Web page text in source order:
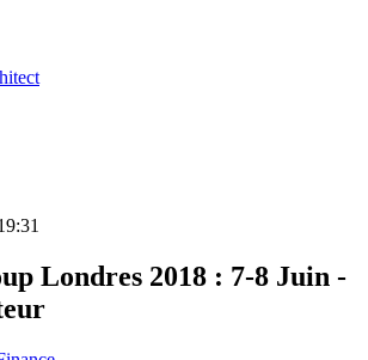
Londres 2018 : 7-8 Juin -